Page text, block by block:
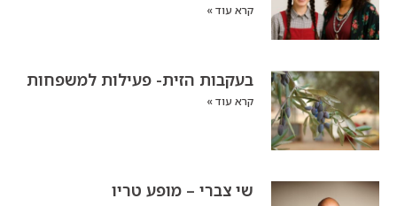
קרא עוד »
בעקבות הזית- פעילות למשפחות
קרא עוד »
שי צברי – מופע טריו